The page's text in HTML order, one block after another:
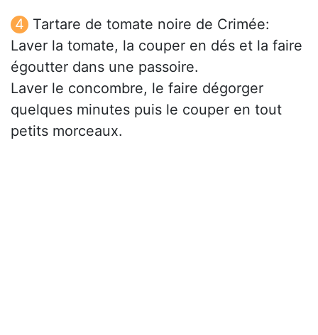
Tartare de tomate noire de Crimée:
Laver la tomate, la couper en dés et la faire
égoutter dans une passoire.
Laver le concombre, le faire dégorger
quelques minutes puis le couper en tout
petits morceaux.